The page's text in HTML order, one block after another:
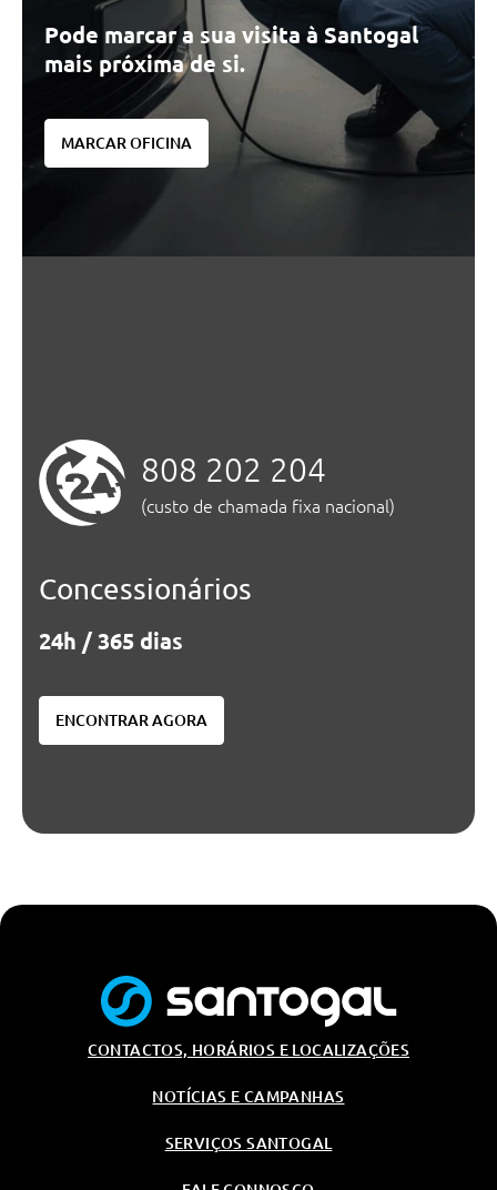
Pode marcar a sua visita à Santogal
mais próxima de si.
MARCAR OFICINA
808 202 204
(custo de chamada fixa nacional)
Concessionários
24h / 365 dias
ENCONTRAR AGORA
CONTACTOS, HORÁRIOS E LOCALIZAÇÕES
NOTÍCIAS E CAMPANHAS
SERVIÇOS SANTOGAL